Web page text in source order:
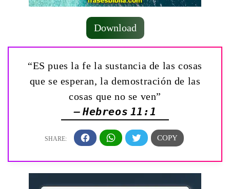
Download
“ES pues la fe la sustancia de las cosas
que se esperan, la demostración de las
cosas que no se ven”
— Hebreos 11:1